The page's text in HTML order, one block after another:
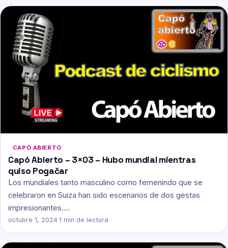
CAPÓ ABIERTO
Capó Abierto – 3×03 – Hubo mundial mientras
quiso Pogačar
Los mundiales tanto masculino como femenindo que se
celebraron en Suiza han sido escenarios de dos gestas
impresionantes.…
octubre 1, 2024·1 min de lectura